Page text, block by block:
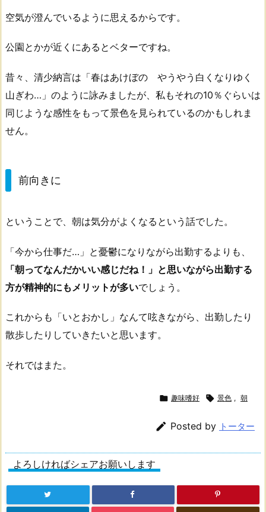
空気が澄んでいるように思えるからです。
公園とかが近くにあるとベターですね。
昔々、清少納言は「春はあけぼの やうやう白くなりゆく
山ぎわ…」のように詠みましたが、私もそれの10％ぐらいは
同じような感性をもって景色を見られているのかもしれま
せん。
前向きに
ということで、朝は気分がよくなるという話でした。
「今から仕事だ…」と憂鬱になりながら出勤するよりも、
「朝ってなんだかいい感じだね！」と思いながら出勤する
方が精神的にもメリットが多いでしょう。
これからも「いとおかし」なんて呟きながら、出勤したり
散歩したりしていきたいと思います。
それではまた。
 趣味嗜好  景色 , 朝
 Posted by トーター
よろしければシェアお願いします